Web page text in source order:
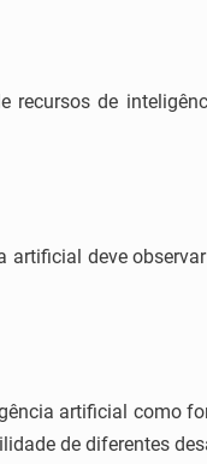
recursos de
artificial deve
artificial como
de diferentes